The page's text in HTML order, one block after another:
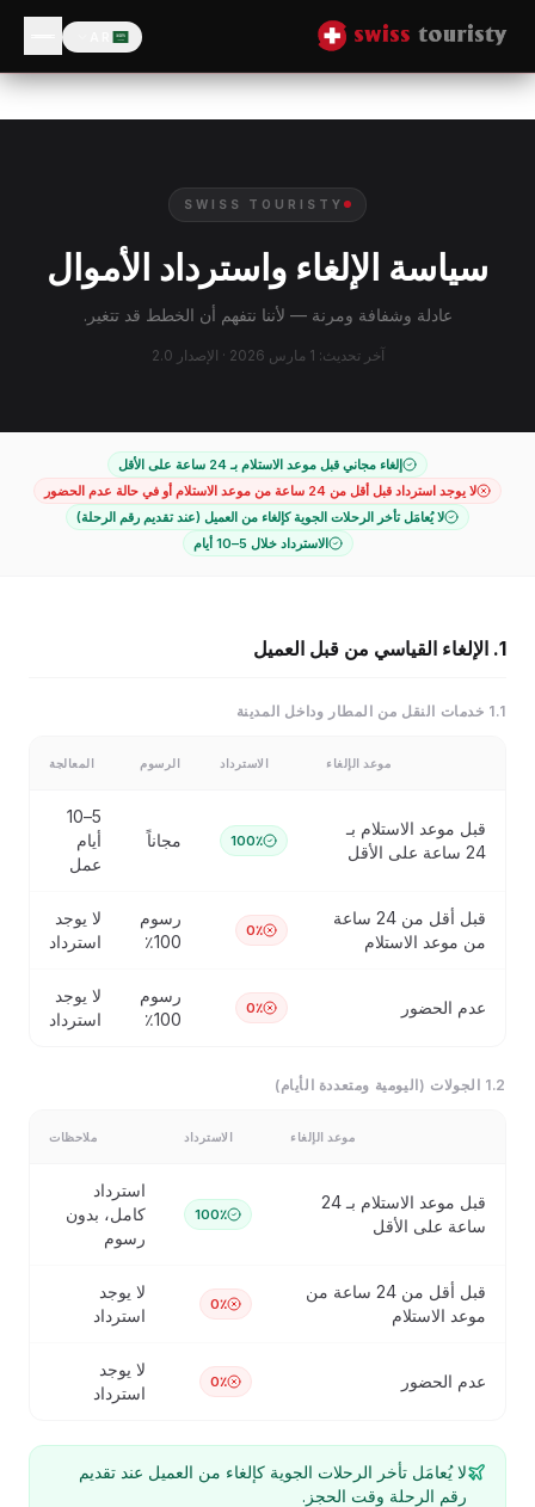
SWISS TOURISTY
سياسة الإلغاء واسترداد الأموال
عادلة وشفافة ومرنة — لأننا نتفهم أن الخطط قد تتغير.
آخر تحديث: 1 مارس 2026 · الإصدار 2.0
إلغاء مجاني قبل موعد الاستلام بـ 24 ساعة على الأقل
لا يوجد استرداد قبل أقل من 24 ساعة من موعد الاستلام أو في حالة عدم الحضور
لا يُعامَل تأخر الرحلات الجوية كإلغاء من العميل (عند تقديم رقم الرحلة)
الاسترداد خلال 5–10 أيام
1. الإلغاء القياسي من قبل العميل
1.1 خدمات النقل من المطار وداخل المدينة
موعد الإلغاء الاسترداد الرسوم المعالجة
قبل موعد الاستلام بـ
24 ساعة على الأقل
100٪ مجاناً
5–10
أيام
عمل
قبل أقل من 24 ساعة
من موعد الاستلام
0٪
رسوم
100٪
لا يوجد
استرداد
عدم الحضور 0٪
رسوم
100٪
لا يوجد
استرداد
1.2 الجولات (اليومية ومتعددة الأيام)
موعد الإلغاء الاسترداد ملاحظات
قبل موعد الاستلام بـ 24
ساعة على الأقل
100٪
استرداد
كامل، بدون
رسوم
قبل أقل من 24 ساعة من
موعد الاستلام
0٪
لا يوجد
استرداد
عدم الحضور 0٪
لا يوجد
استرداد
لا يُعامَل تأخر الرحلات الجوية كإلغاء من العميل عند تقديم
رقم الرحلة وقت الحجز.